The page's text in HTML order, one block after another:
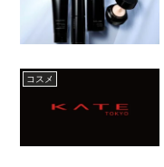
コスメ